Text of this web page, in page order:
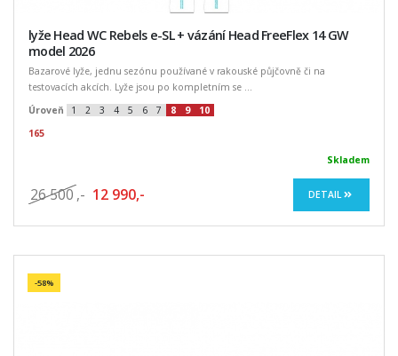
lyže Head WC Rebels e-SL + vázání Head FreeFlex 14 GW
model 2026
Bazarové lyže, jednu sezónu používané v rakouské půjčovně či na
testovacích akcích. Lyže jsou po kompletním se ...
Úroveň
1 2 3 4 5 6 7 8 9
10
165
Skladem
26 500 ,- 12 990,- DETAIL
-58%